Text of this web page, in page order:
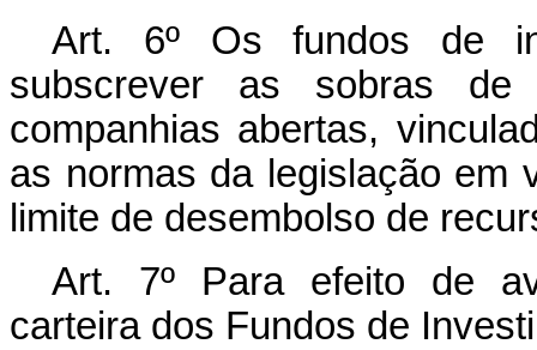
Art. 6º Os fundos de
subscrever as sobras de
companhias abertas,
as normas da legislação em
limite de desembolso de
Art. 7º Para efeito de
carteira dos Fundos de